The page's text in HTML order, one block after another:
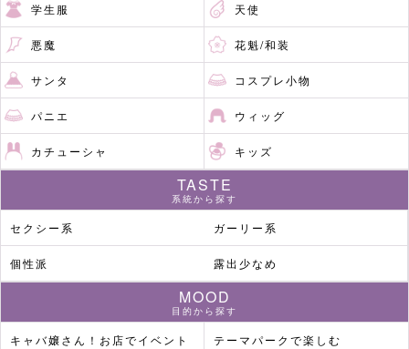
学生服 天使
悪魔 花魁/和装
サンタ コスプレ小物
パニエ ウィッグ
カチューシャ キッズ
TASTE
系統から探す
セクシー系 ガーリー系
個性派 露出少なめ
MOOD
目的から探す
キャバ嬢さん！お店でイベント テーマパークで楽しむ